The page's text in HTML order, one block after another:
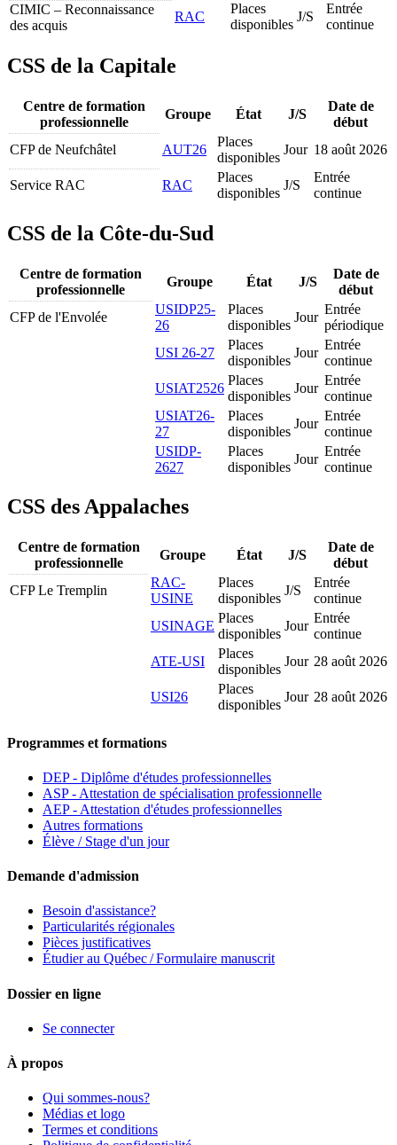
CIMIC – Reconnaissance
des acquis
RAC
Places
disponibles
J/S
Entrée
continue
CSS de la Capitale
Centre de formation
professionnelle
Groupe État J/S
Date de
début
CFP de Neufchâtel
AUT26
Places
disponibles
Jour 18 août 2026
Service RAC RAC
Places
disponibles
J/S
Entrée
continue
CSS de la Côte-du-Sud
Centre de formation
professionnelle
Groupe État J/S
Date de
début
CFP de l'Envolée
USIDP25-
26
Places
disponibles
Jour
Entrée
périodique
USI 26-27
Places
disponibles
Jour
Entrée
continue
USIAT2526
Places
disponibles
Jour
Entrée
continue
USIAT26-
27
Places
disponibles
Jour
Entrée
continue
USIDP-
2627
Places
disponibles
Jour
Entrée
continue
CSS des Appalaches
Centre de formation
professionnelle
Groupe État J/S
Date de
début
CFP Le Tremplin
RAC-
USINE
Places
disponibles
J/S
Entrée
continue
USINAGE
Places
disponibles
Jour
Entrée
continue
ATE-USI
Places
disponibles
Jour 28 août 2026
USI26
Places
disponibles
Jour 28 août 2026
Programmes et formations
DEP - Diplôme d'études professionnelles
ASP - Attestation de spécialisation professionnelle
AEP - Attestation d'études professionnelles
Autres formations
Élève / Stage d'un jour
Demande d'admission
Besoin d'assistance?
Particularités régionales
Pièces justificatives
Étudier au Québec / Formulaire manuscrit
Dossier en ligne
Se connecter
À propos
Qui sommes-nous?
Médias et logo
Termes et conditions